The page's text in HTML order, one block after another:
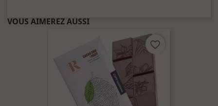
VOUS AIMEREZ AUSSI
favorite_border